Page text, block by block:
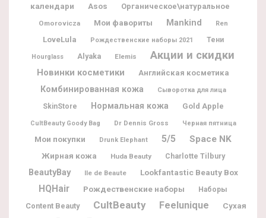
календари
Asos Органическое\натуральное
Omorovicza Мои фавориты Mankind Ren
LoveLula Рождественские наборы 2021 Тени
Hourglass Alyaka Elemis Акции и скидки
Новинки косметики Английская косметика
Комбинированная кожа Сыворотка для лица
SkinStore Нормальная кожа Gold Apple
CultBeauty Goody Bag Dr Dennis Gross Черная пятница
Мои покупки Drunk Elephant 5/5 Space NK
Жирная кожа Huda Beauty Charlotte Tilbury
BeautyBay Ile de Beaute Lookfantastic Beauty Box
HQHair Рождественские наборы Наборы
Content Beauty CultBeauty Feelunique
Сухая